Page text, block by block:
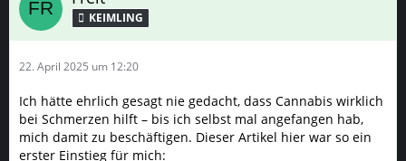
KEIMLING
22. April 2025 um 12:20
Ich hätte ehrlich gesagt nie gedacht, dass Cannabis wirklich
bei Schmerzen hilft – bis ich selbst mal angefangen hab,
mich damit zu beschäftigen. Dieser Artikel hier war so ein
erster Einstieg für mich: